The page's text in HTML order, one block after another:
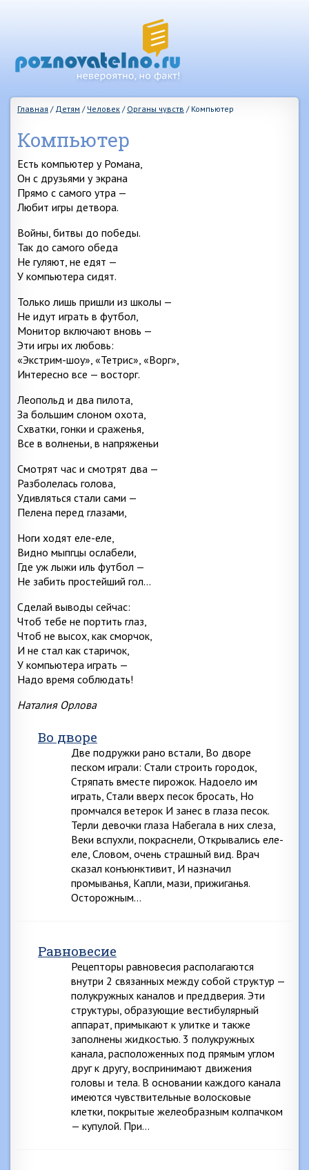
Главная / Детям / Человек / Органы чувств / Компьютер
Компьютер
Есть компьютер у Романа,
Он с друзьями у экрана
Прямо с самого утра —
Любит игры детвора.
Войны, битвы до победы.
Так до самого обеда
Не гуляют, не едят —
У компьютера сидят.
Только лишь пришли из школы —
Не идут играть в футбол,
Монитор включают вновь —
Эти игры их любовь:
«Экстрим-шоу», «Тетрис», «Ворг»,
Интересно все — восторг.
Леопольд и два пилота,
За большим слоном охота,
Схватки, гонки и сраженья,
Все в волненьи, в напряженьи
Смотрят час и смотрят два —
Разболелась голова,
Удивляться стали сами —
Пелена перед глазами,
Ноги ходят еле-еле,
Видно мыпгцы ослабели,
Где уж лыжи иль футбол —
Не забить простейший гол…
Сделай выводы сейчас:
Чтоб тебе не портить глаз,
Чтоб не высох, как сморчок,
И не стал как старичок,
У компьютера играть —
Надо время соблюдать!
Наталия Орлова
Во дворе
Две подружки рано встали, Во дворе
песком играли: Стали строить городок,
Стряпать вместе пирожок. Надоело им
играть, Стали вверх песок бросать, Но
промчался ветерок И занес в глаза песок.
Терли девочки глаза Набегала в них слеза,
Веки вспухли, покраснели, Открывались еле-
еле, Словом, очень страшный вид. Врач
сказал конъюнктивит, И назначил
промыванья, Капли, мази, прижиганья.
Осторожным…
Равновесие
Рецепторы равновесия располагаются
внутри 2 связанных между собой структур —
полукружных каналов и преддверия. Эти
структуры, образующие вестибулярный
аппарат, примыкают к улитке и также
заполнены жидкостью. 3 полукружных
канала, расположенных под прямым углом
друг к другу, воспринимают движения
головы и тела. В основании каждого канала
имеются чувствительные волосковые
клетки, покрытые желеобразным колпачком
— купулой. При…